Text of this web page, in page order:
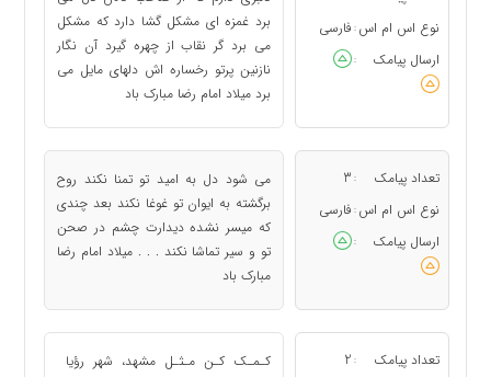
نوع اس ام اس : فارسی
ارسال پیامک
:
برد غمزه ای مشکل گشا دارد که مشکل
می برد گر نقاب از چهره گیرد آن نگار
نازنین پرتو رخساره اش دلهای مایل می
برد میلاد امام رضا مبارک باد
تعداد پیامک :
3
نوع اس ام اس : فارسی
ارسال پیامک
:
می شود دل به امید تو تمنا نکند روح
برگشته به ایوان تو غوغا نکند بعد چندی
که میسر نشده دیدارت چشم در صحن
تو و سیر تماشا نکند . . . میلاد امام رضا
مبارک باد
تعداد پیامک :
2
کـمـک کـن مـثـل مشهد، شهر رؤيا